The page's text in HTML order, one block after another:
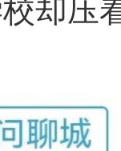
却压